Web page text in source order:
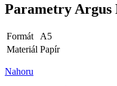
Parametry Argus
Formát
A5
Materiál Papír
Nahoru